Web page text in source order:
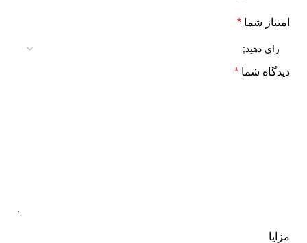
امتیاز شما *
دیدگاه شما *
مزایا